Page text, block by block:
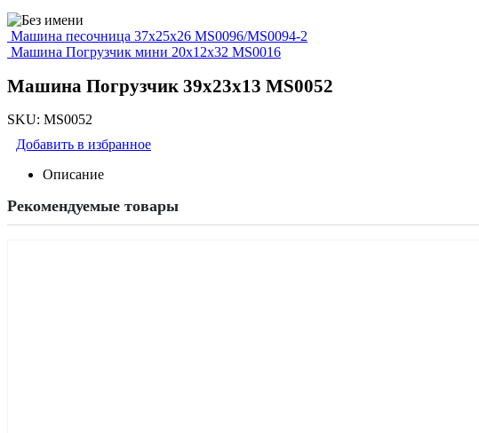
Машина песочница 37х25х26 MS0096/MS0094-2
Машина Погрузчик мини 20х12х32 MS0016
Машина Погрузчик 39х23х13 MS0052
SKU: MS0052
Добавить в избранное
Описание
Рекомендуемые товары